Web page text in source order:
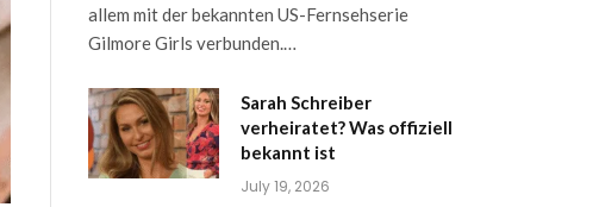
allem mit der bekannten US-Fernsehserie
Gilmore Girls verbunden.…
Sarah Schreiber
verheiratet? Was offiziell
bekannt ist
July 19, 2026